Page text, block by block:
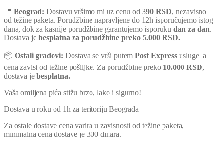
📍 Beograd: Dostavu vršimo mi uz cenu od 390 RSD, nezavisno
od težine paketa. Porudžbine napravljene do 12h isporučujemo istog
dana, dok za kasnije porudžbine garantujemo isporuku dan za dan.
Dostava je besplatna za porudžbine preko 5.000 RSD.
📦 Ostali gradovi: Dostava se vrši putem Post Express usluge, a
cena zavisi od težine pošiljke. Za porudžbine preko 10.000 RSD,
dostava je besplatna.
Vaša omiljena pića stižu brzo, lako i sigurno!
Dostava u roku od 1h za teritoriju Beograda
Za ostale dostave cena varira u zavisnosti od težine paketa,
minimalna cena dostave je 300 dinara.